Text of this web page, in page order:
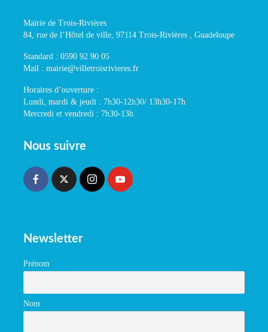
Mairie de Trois-Rivières
84, rue de l’Hôtel de ville, 97114 Trois-Rivières , Guadeloupe
Standard : 0590 92 90 05
Mail : mairie@villetroisrivieres.fr
Horaires d’ouverture :
Lundi, mardi & jeudi : 7h30-12h30/ 13h30-17h
Mercredi et vendredi : 7h30-13h
Nous suivre
Newsletter
Prénom
Nom